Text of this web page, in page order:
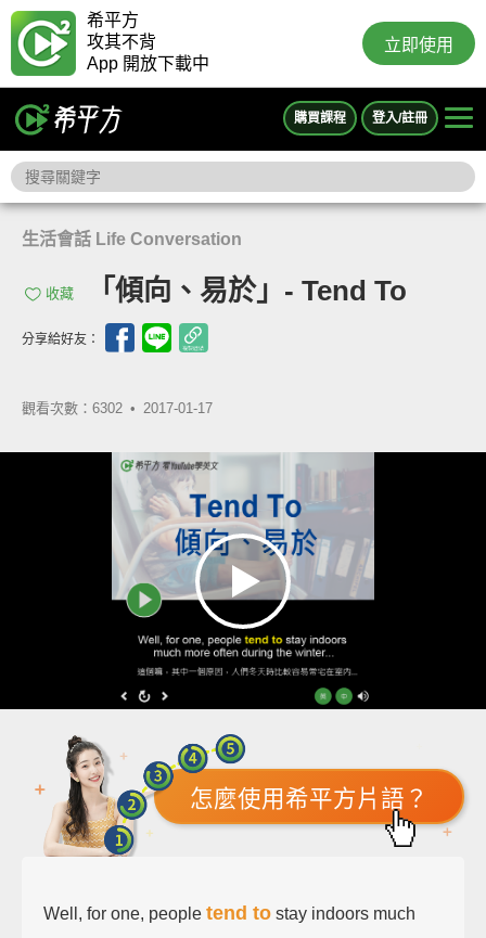
希平方
攻其不背
App 開放下載中
立即使用
購買課程 登入/註冊
生活會話 Life Conversation
收藏 「傾向、易於」- Tend To
分享給好友：
觀看次數：6302 • 2017-01-17
怎麼使用希平方片語？
Well, for one, people tend to stay indoors much